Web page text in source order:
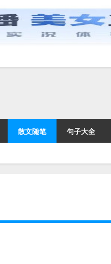
散文随笔 句子大全